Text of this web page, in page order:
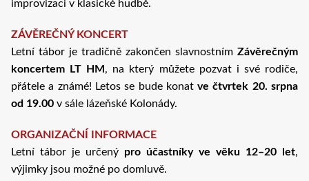
improvizaci v klasické hudbě.
ZÁVĚREČNÝ KONCERT
Letní tábor je tradičně zakončen slavnostním Závěrečným
koncertem LT HM , na který můžete pozvat i své rodiče,
přátele a známé! Letos se bude konatve čtvrtek 20. srpna
od 19.00 v sále lázeňské Kolonády.
ORGANIZAČNÍ INFORMACE
Letní tábor je určený pro účastníky ve věku 12–20 let,
výjimky jsou možné po domluvě.